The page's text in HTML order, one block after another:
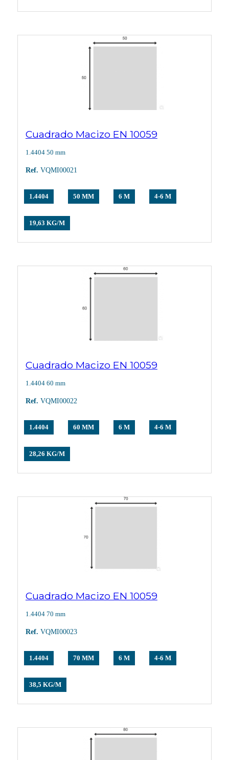
Cuadrado Macizo EN 10059
1.4404 50 mm
Ref. VQMI00021
1.4404 50 MM 6 M 4-6 M
19,63 KG/M
Cuadrado Macizo EN 10059
1.4404 60 mm
Ref. VQMI00022
1.4404 60 MM 6 M 4-6 M
28,26 KG/M
Cuadrado Macizo EN 10059
1.4404 70 mm
Ref. VQMI00023
1.4404 70 MM 6 M 4-6 M
38,5 KG/M